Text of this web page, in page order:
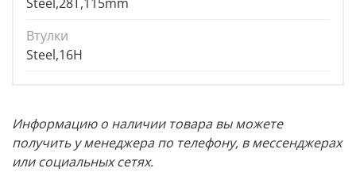
Втулки
Steel,16H
Информацию о наличии товара вы можете
получить у менеджера по телефону, в мессенджерах
или социальных сетях.